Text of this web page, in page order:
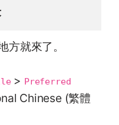
就來了。
> Preferred
Chinese (繁體